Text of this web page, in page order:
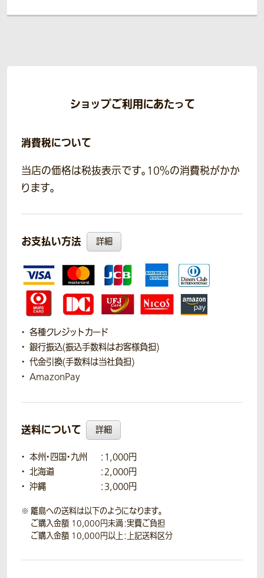
ショップご利用にあたって
消費税について
当店の価格は税抜表示です。10％の消費税がかか
ります。
お支払い方法 詳細
各種クレジットカード
銀行振込(振込手数料はお客様負担)
代金引換(手数料は当社負担)
AmazonPay
送料について 詳細
本州・四国・九州
：1,000円
北海道
：2,000円
沖縄
：3,000円
離島への送料は以下のようになります。
ご購入金額 10,000円未満：実費ご負担
ご購入金額 10,000円以上：上記送料区分